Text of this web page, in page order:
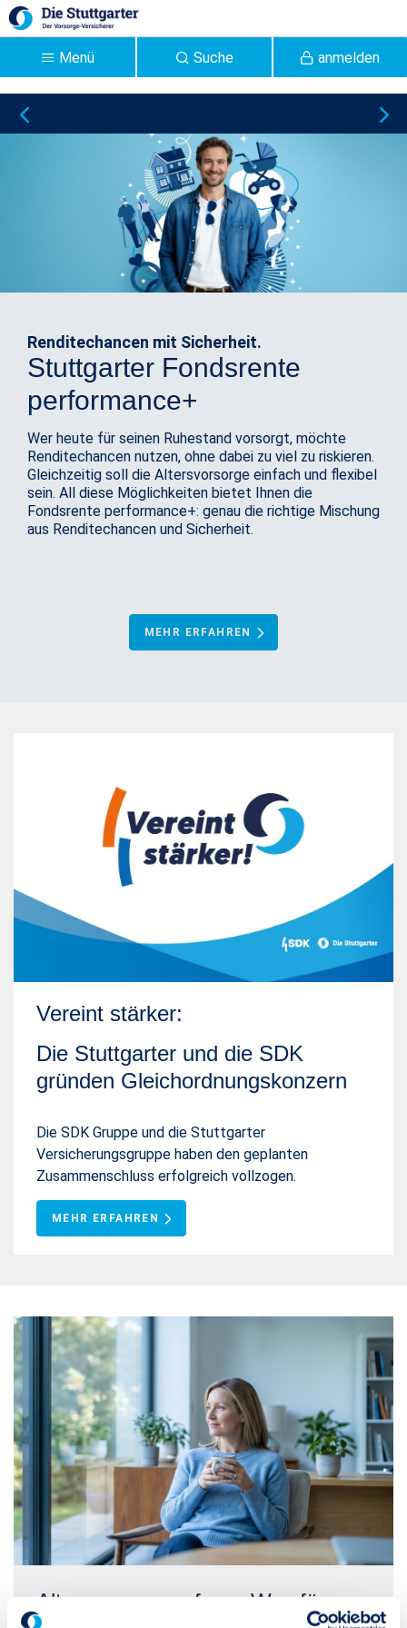
Zum Hauptinhalt springen
anmelden
Suche
Menü
Stuttgarter
Lebensversicherung: Ihr
Experte für die
Altersvorsorge -
Stuttgarter
Renditechancen mit Sicherheit.
Stuttgarter Fondsrente
performance+
Wer heute für seinen Ruhestand vorsorgt, möchte
Renditechancen nutzen, ohne dabei zu viel zu riskieren.
Gleichzeitig soll die Altersvorsorge einfach und flexibel
sein. All diese Möglichkeiten bietet Ihnen die
Fondsrente performance+: genau die richtige Mischung
aus Renditechancen und Sicherheit.
MEHR ERFAHREN
Vereint stärker:
Die Stuttgarter und die SDK
gründen Gleichordnungskonzern
Die SDK Gruppe und die Stuttgarter
Versicherungsgruppe haben den geplanten
Zusammenschluss erfolgreich vollzogen.
MEHR ERFAHREN
Altersvorsorgereform: Was für